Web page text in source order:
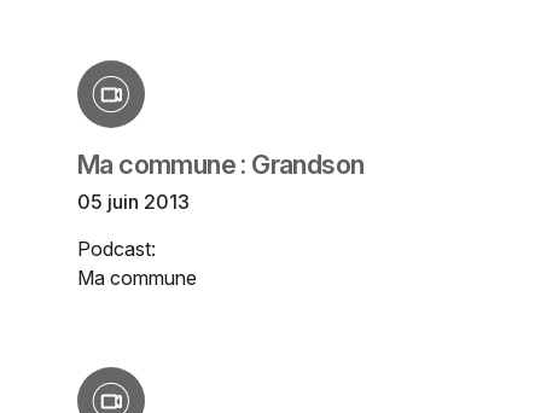
Ma commune : Grandson
05 juin 2013
Podcast:
Ma commune